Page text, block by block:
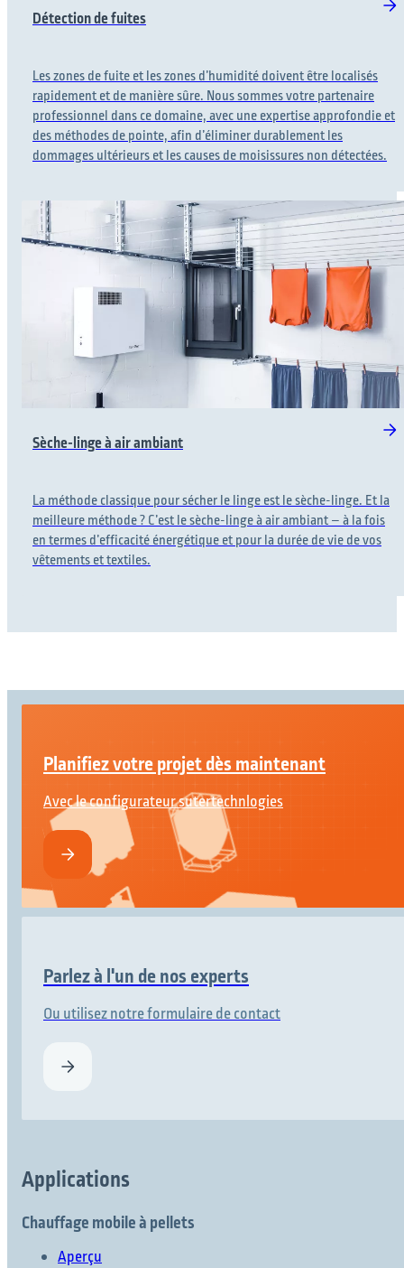
Détection de fuites
Les zones de fuite et les zones d’humidité doivent être localisés
rapidement et de manière sûre. Nous sommes votre partenaire
professionnel dans ce domaine, avec une expertise approfondie et
des méthodes de pointe, afin d’éliminer durablement les
dommages ultérieurs et les causes de moisissures non détectées.
Sèche-linge à air ambiant
La méthode classique pour sécher le linge est le sèche-linge. Et la
meilleure méthode ? C’est le sèche-linge à air ambiant – à la fois
en termes d’efficacité énergétique et pour la durée de vie de vos
vêtements et textiles.
Planifiez votre projet dès maintenant
Avec le configurateur sutertechnlogies
Parlez à l'un de nos experts
Ou utilisez notre formulaire de contact
Applications
Chauffage mobile à pellets
Aperçu